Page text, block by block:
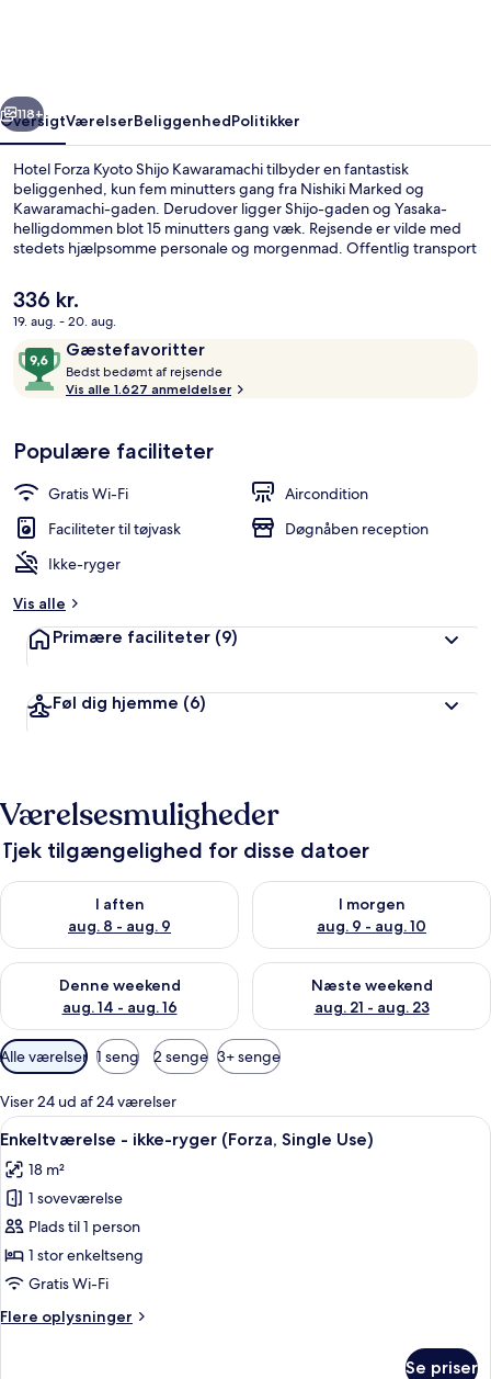
Næste
118+
OversigtVærelserBeliggenhedPolitikker
Hotel Forza Kyoto Shijo Kawaramachi tilbyder en fantastisk
beliggenhed, kun fem minutters gang fra Nishiki Marked og
Kawaramachi-gaden. Derudover ligger Shijo-gaden og Yasaka-
helligdommen blot 15 minutters gang væk. Rejsende er vilde med
stedets hjælpsomme personale og morgenmad. Offentlig transport
ligger 14 minutter væk og Karasuma Oike Metrostation ligger 14
minutter derfra.
Den
nuværende
er
336 kr.
336 kr.
19. aug. - 20. aug.
AnmeldelserGæstefavoritter
9,6
ud
af
Gæstefavoritter
Bedst bedømt af rejsende
e
a
f
e
Vis alle 1.627 anmeldelser
Populære faciliteter
Gratis Wi-Fi
Aircondition
Faciliteter til tøjvask
Døgnåben reception
Ikke-ryger
Vis alle
Primære faciliteter (9)
Føl dig hjemme (6)
Værelsesmuligheder
Tjek tilgængelighed for disse datoer
I aften
aug. 8 - aug. 9
Tjek tilgængelighed for i aften aug. 8 - aug. 9
I morgen
aug. 9 - aug. 10
Tjek tilgængelighed for i
Denne weekend
aug. 14 - aug. 16
Tjek tilgængelighed for denne weekend aug. 14 - aug. 16
Næste weekend
aug. 21 - aug. 23
Tjek tilgængelighed for næste
Tilgængelige
filtre
for
værelser
Alle værelser 1 seng 2 senge 3+ senge
Viser 24 ud af 24 værelser
Indlæs
alle
billeder
af
Enkeltværelse
-
ikke-
(Forza,
Et hotelværelse med en stor seng,
4
Enkeltværelse - ikke-ryger (Forza, Single Use)
18 m²
1 soveværelse
Plads til 1 person
1 stor enkeltseng
Gratis Wi-Fi
Flere oplysninger
Flere
Se priser